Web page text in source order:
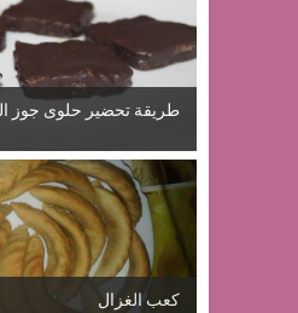
طريقة تحضير حلوى جوز
كعب الغزال